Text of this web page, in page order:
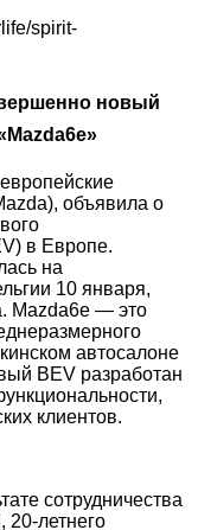
spirit-
новый
объявила о
в Европе.
на
10 января,
Mazda6e — это
автосалоне
BEV разработан
клиентов.
сотрудничества
20-летнего